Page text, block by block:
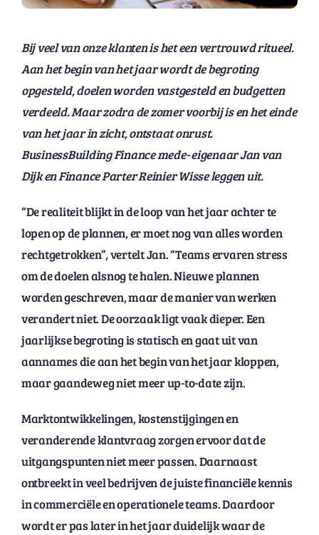
Bij veel van onze klanten is het een vertrouwd ritueel.
Aan het begin van het jaar wordt de begroting
opgesteld, doelen worden vastgesteld en budgetten
verdeeld. Maar zodra de zomer voorbij is en het einde
van het jaar in zicht, ontstaat onrust.
BusinessBuilding Finance mede- eigenaar Jan van
Dijk en Finance Parter Reinier Wisse leggen uit.
“De realiteit blijkt in de loop van het jaar achter te
lopen op de plannen, er moet nog van alles worden
rechtgetrokken”, vertelt Jan. “Teams ervaren stress
om de doelen alsnog te halen. Nieuwe plannen
worden geschreven, maar de manier van werken
verandert niet. De oorzaak ligt vaak dieper. Een
jaarlijkse begroting is statisch en gaat uit van
aannames die aan het begin van het jaar kloppen,
maar gaandeweg niet meer up-to-date zijn.
Marktontwikkelingen, kostenstijgingen en
veranderende klantvraag zorgen ervoor dat de
uitgangspunten niet meer passen. Daarnaast
ontbreekt in veel bedrijven de juiste financiële kennis
in commerciële en operationele teams. Daardoor
wordt er pas later in het jaar duidelijk waar de